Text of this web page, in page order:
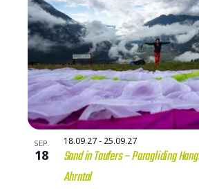
SEP.
18
Sand in Taufers – Paragliding
Ahrntal
18.09.27- 25.09.27